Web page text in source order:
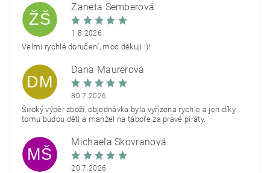
ŽŠ
Žaneta Šemberová
1.8.2026
Velmi rychlé doručení, moc děkuji :)!
DM
Dana Maurerová
30.7.2026
Široký výběr zboží, objednávka byla vyřízena rychle a jen díky
tomu budou děti a manžel na táboře za pravé piráty.
MŠ
Michaela Škovranová
20.7.2026